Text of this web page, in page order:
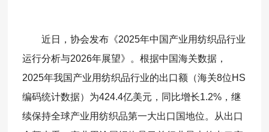
近日，协会发布《2025年中国产业用纺织品行业
运行分析与2026年展望》。根据中国海关数据，
2025年我国产业用纺织品行业的出口额（海关8位HS
编码统计数据）为424.4亿美元，同比增长1.2%，继
续保持全球产业用纺织品第一大出口国地位。从出口